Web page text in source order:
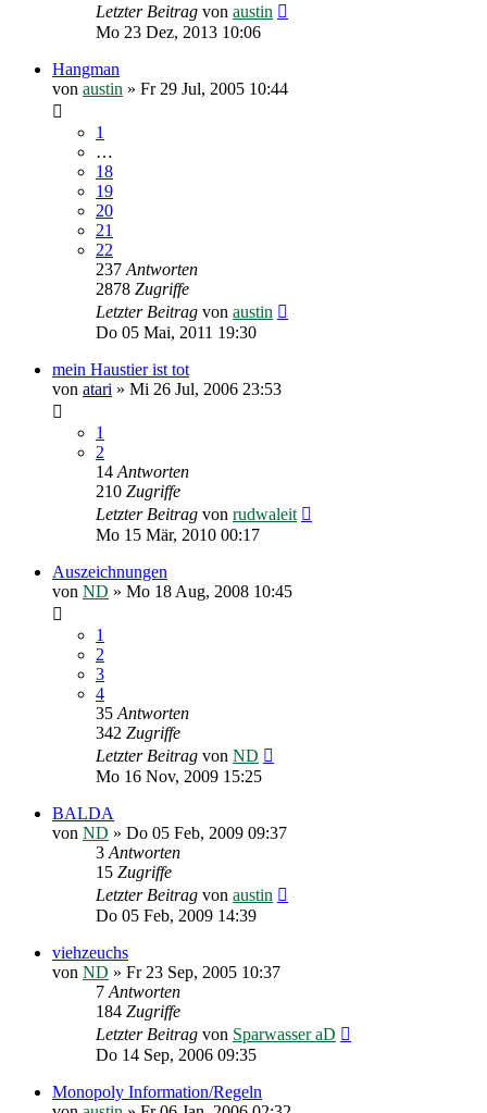
Letzter Beitrag von austin
Mo 23 Dez, 2013 10:06
Hangman
von austin » Fr 29 Jul, 2005 10:44
1
…
18
19
20
21
22
237Antworten
2878 Zugriffe
Letzter Beitrag von austin
Do 05 Mai, 2011 19:30
mein Haustier ist tot
von atari » Mi 26 Jul, 2006 23:53
1
2
14Antworten
210 Zugriffe
Letzter Beitrag von rudwaleit
Mo 15 Mär, 2010 00:17
Auszeichnungen
von ND » Mo 18 Aug, 2008 10:45
1
2
3
4
35Antworten
342 Zugriffe
Letzter Beitrag von ND
Mo 16 Nov, 2009 15:25
BALDA
von ND » Do 05 Feb, 2009 09:37
3Antworten
15 Zugriffe
Letzter Beitrag von austin
Do 05 Feb, 2009 14:39
viehzeuchs
von ND » Fr 23 Sep, 2005 10:37
7Antworten
184 Zugriffe
Letzter Beitrag von Sparwasser aD
Do 14 Sep, 2006 09:35
Monopoly Information/Regeln